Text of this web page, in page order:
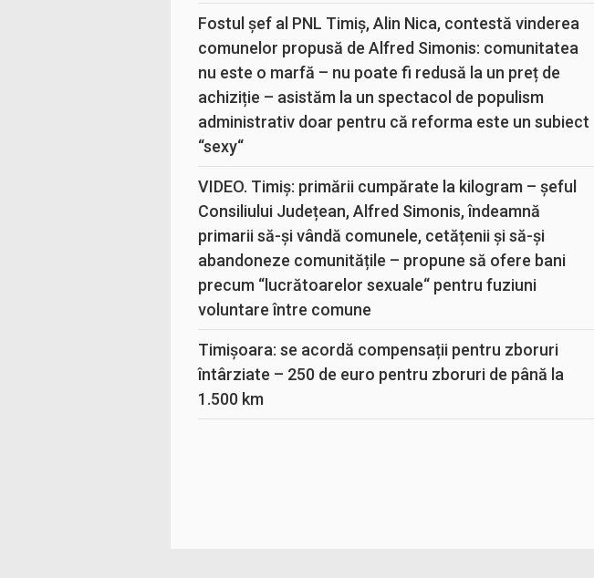
Fostul șef al PNL Timiș, Alin Nica, contestă vinderea
comunelor propusă de Alfred Simonis: comunitatea
nu este o marfă – nu poate fi redusă la un preț de
achiziție – asistăm la un spectacol de populism
administrativ doar pentru că reforma este un subiect
“sexy“
VIDEO. Timiș: primării cumpărate la kilogram – șeful
Consiliului Județean, Alfred Simonis, îndeamnă
primarii să-și vândă comunele, cetățenii și să-și
abandoneze comunitățile – propune să ofere bani
precum “lucrătoarelor sexuale“ pentru fuziuni
voluntare între comune
Timișoara: se acordă compensații pentru zboruri
întârziate – 250 de euro pentru zboruri de până la
1.500 km